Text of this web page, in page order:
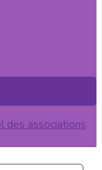
des associations